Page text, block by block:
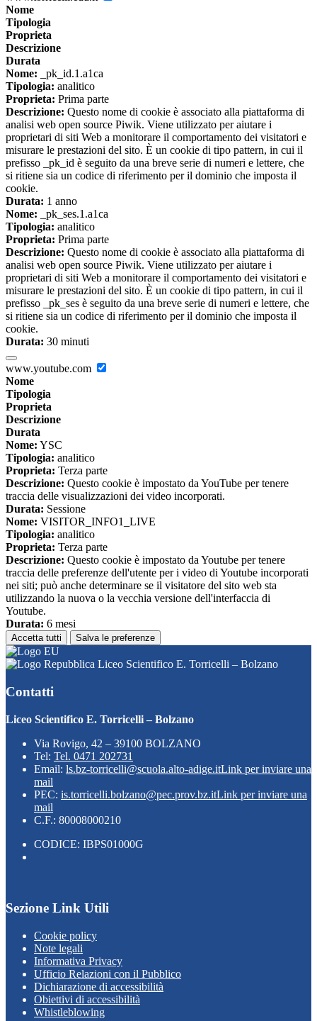
Nome
Tipologia
Proprieta
Descrizione
Durata
Nome: _pk_id.1.a1ca
Tipologia: analitico
Proprieta: Prima parte
Descrizione: Questo nome di cookie è associato alla piattaforma di
analisi web open source Piwik. Viene utilizzato per aiutare i
proprietari di siti Web a monitorare il comportamento dei visitatori e
misurare le prestazioni del sito. È un cookie di tipo pattern, in cui il
prefisso _pk_id è seguito da una breve serie di numeri e lettere, che
si ritiene sia un codice di riferimento per il dominio che imposta il
cookie.
Durata: 1 anno
Nome: _pk_ses.1.a1ca
Tipologia: analitico
Proprieta: Prima parte
Descrizione: Questo nome di cookie è associato alla piattaforma di
analisi web open source Piwik. Viene utilizzato per aiutare i
proprietari di siti Web a monitorare il comportamento dei visitatori e
misurare le prestazioni del sito. È un cookie di tipo pattern, in cui il
prefisso _pk_ses è seguito da una breve serie di numeri e lettere, che
si ritiene sia un codice di riferimento per il dominio che imposta il
cookie.
Durata: 30 minuti
www.youtube.com
Nome
Tipologia
Proprieta
Descrizione
Durata
Nome: YSC
Tipologia: analitico
Proprieta: Terza parte
Descrizione: Questo cookie è impostato da YouTube per tenere
traccia delle visualizzazioni dei video incorporati.
Durata: Sessione
Nome: VISITOR_INFO1_LIVE
Tipologia: analitico
Proprieta: Terza parte
Descrizione: Questo cookie è impostato da Youtube per tenere
traccia delle preferenze dell'utente per i video di Youtube incorporati
nei siti; può anche determinare se il visitatore del sito web sta
utilizzando la nuova o la vecchia versione dell'interfaccia di
Youtube.
Durata: 6 mesi
Accetta tutti Salva le preferenze
Liceo Scientifico E. Torricelli – Bolzano
Contatti
Liceo Scientifico E. Torricelli – Bolzano
Via Rovigo, 42 – 39100 BOLZANO
Tel: Tel. 0471 202731
Email: ls.bz-torricelli@scuola.alto-adige.itLink per inviare una
mail
PEC: is.torricelli.bolzano@pec.prov.bz.itLink per inviare una
mail
C.F.: 80008000210
CODICE: IBPS01000G
Sezione Link Utili
Cookie policy
Note legali
Informativa Privacy
Ufficio Relazioni con il Pubblico
Dichiarazione di accessibilità
Obiettivi di accessibilità
Whistleblowing